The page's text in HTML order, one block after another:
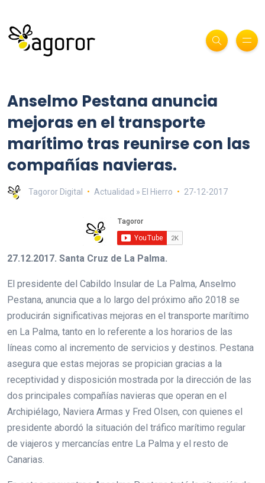
Anselmo Pestana anuncia
mejoras en el transporte
marítimo tras reunirse con las
compañías navieras.
Tagoror Digital Actualidad » El Hierro 27-12-2017
27.12.2017. Santa Cruz de La Palma.
El presidente del Cabildo Insular de La Palma, Anselmo
Pestana, anuncia que a lo largo del próximo año 2018 se
producirán significativas mejoras en el transporte marítimo
en La Palma, tanto en lo referente a los horarios de las
líneas como al incremento de servicios y destinos. Pestana
asegura que estas mejoras se propician gracias a la
receptividad y disposición mostrada por la dirección de las
dos principales compañías navieras que operan en el
Archipiélago, Naviera Armas y Fred Olsen, con quienes el
presidente abordó la situación del tráfico marítimo regular
de viajeros y mercancías entre La Palma y el resto de
Canarias.